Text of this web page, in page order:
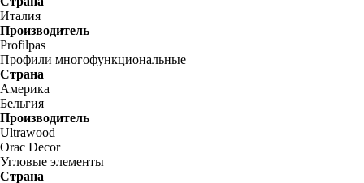
Италия
Производитель
Profilpas
Профили многофункциональные
Страна
Америка
Бельгия
Производитель
Ultrawood
Orac Decor
Угловые элементы
Страна